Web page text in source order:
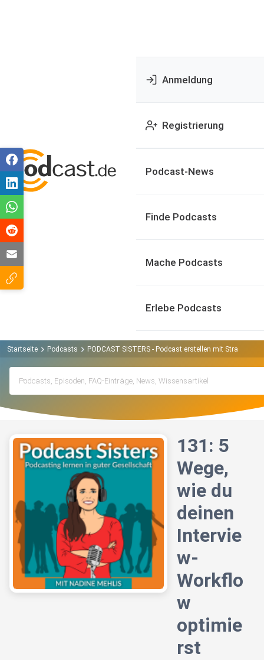
Anmeldung
Registrierung
Podcast-News
Finde Podcasts
Mache Podcasts
Erlebe Podcasts
Startseite Podcasts PODCAST SISTERS - Podcast erstellen mit Strategie
131: 5
Wege,
wie du
deinen
Intervie
w-
Workflo
w
optimie
rst